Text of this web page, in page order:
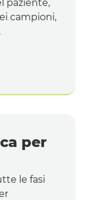
paziente,
campioni,
per
le fasi